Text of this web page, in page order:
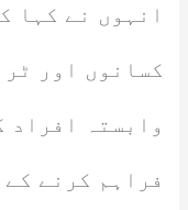
انہوں نے کہا
کسانوں اور
وابستہ افراد
فراہم کرنے